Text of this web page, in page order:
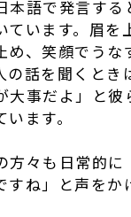
本語で発言する
ています。眉を
め、笑顔でうな
の話を聞くとき
大事だよ」と彼
ます。
方々も日常的に
すね」と声をか